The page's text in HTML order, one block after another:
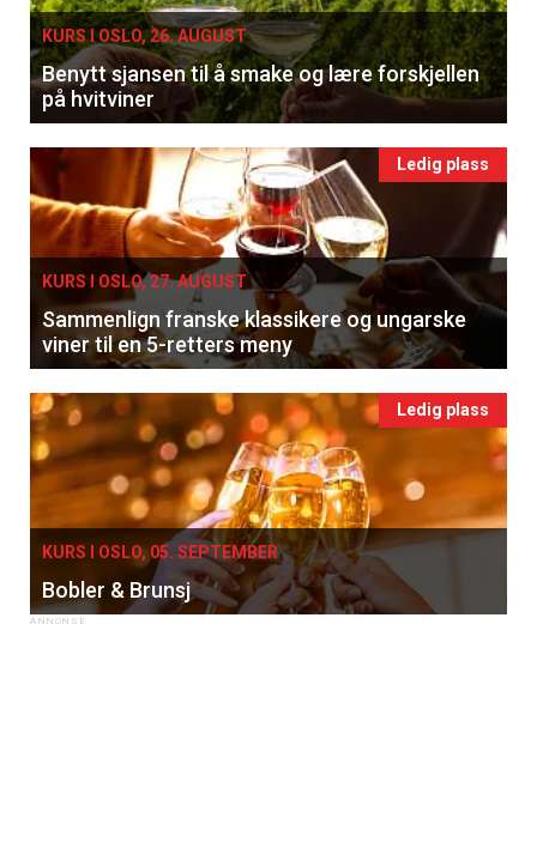
KURS I OSLO, 26. AUGUST
Benytt sjansen til å smake og lære forskjellen
på hvitviner
Ledig plass
KURS I OSLO, 27. AUGUST
Sammenlign franske klassikere og ungarske
viner til en 5-retters meny
Ledig plass
KURS I OSLO, 05. SEPTEMBER
Bobler & Brunsj